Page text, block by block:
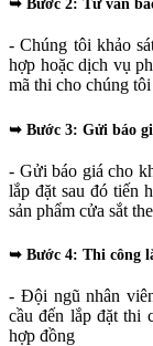
➥ Bước 2: Tư vấn
- Chúng tôi khảo
hợp hoặc dịch vụ
mã thi cho chúng
➥ Bước 3: Gửi báo
- Gửi báo giá cho
lắp đặt sau đó tiến
sản phẩm cửa sắt
➥ Bước 4: Thi công
- Đội ngũ nhân
cầu đến lắp đặt thi
hợp đồng